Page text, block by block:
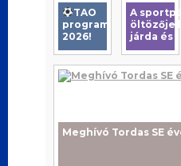
TAO
program
2026!
A
öltözője
járda és
kapcsán
A
Meghívó Tordas SE